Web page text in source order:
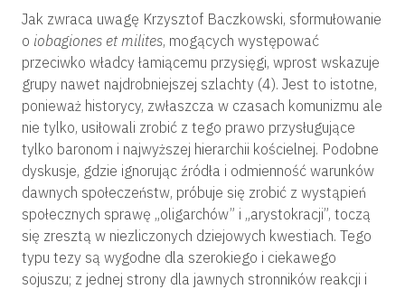
Jak zwraca uwagę Krzysztof Baczkowski, sformułowanie
o iobagiones et milites, mogących występować
przeciwko władcy łamiącemu przysięgi, wprost wskazuje
grupy nawet najdrobniejszej szlachty (4). Jest to istotne,
ponieważ historycy, zwłaszcza w czasach komunizmu ale
nie tylko, usiłowali zrobić z tego prawo przysługujące
tylko baronom i najwyższej hierarchii kościelnej. Podobne
dyskusje, gdzie ignorując źródła i odmienność warunków
dawnych społeczeństw, próbuje się zrobić z wystąpień
społecznych sprawę „oligarchów” i „arystokracji”, toczą
się zresztą w niezliczonych dziejowych kwestiach. Tego
typu tezy są wygodne dla szerokiego i ciekawego
sojuszu; z jednej strony dla jawnych stronników reakcji i